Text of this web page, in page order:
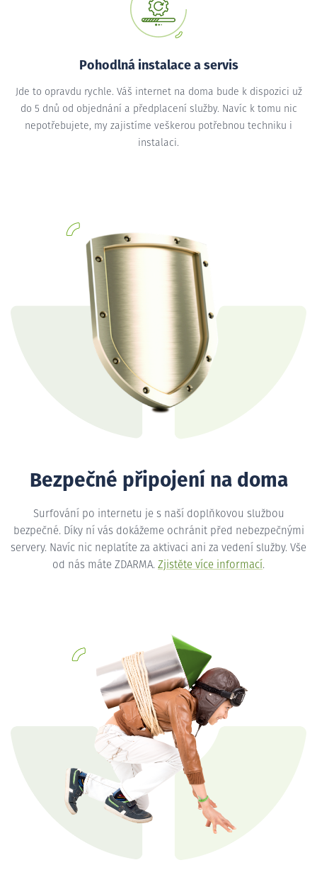
Pohodlná instalace a servis
Jde to opravdu rychle. Váš internet na doma bude k dispozici už
do 5 dnů od objednání a předplacení služby. Navíc k tomu nic
nepotřebujete, my zajistíme veškerou potřebnou techniku i
instalaci.
Bezpečné připojení na doma
Surfování po internetu je s naší doplňkovou službou
bezpečné. Díky ní vás dokážeme ochránit před nebezpečnými
servery. Navíc nic neplatíte za aktivaci ani za vedení služby. Vše
od nás máte ZDARMA. Zjistěte více informací.